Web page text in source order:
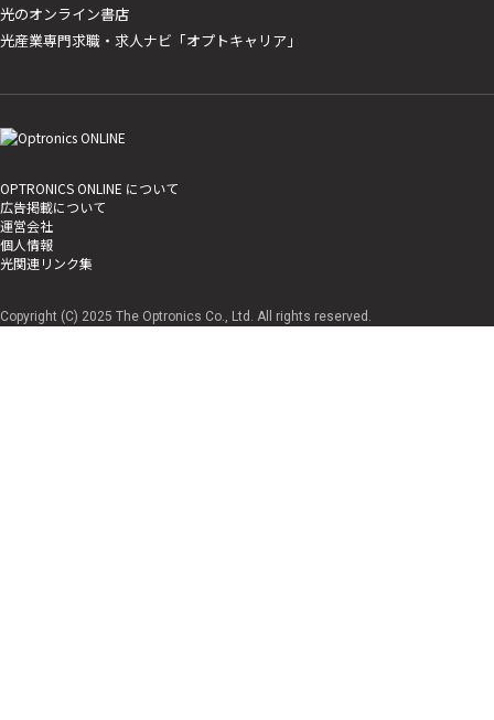
光のオンライン書店
光産業専門求職・求人ナビ「オプトキャリア」
OPTRONICS ONLINE について
広告掲載について
運営会社
個人情報
光関連リンク集
Copyright (C) 2025 The Optronics Co., Ltd. All rights reserved.